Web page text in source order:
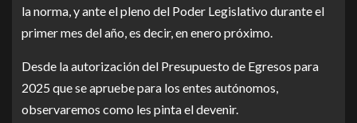
la norma, y ante el pleno del Poder Legislativo durante el
primer mes del año, es decir, en enero próximo.
Desde la autorización del Presupuesto de Egresos para
2025 que se apruebe para los entes autónomos,
observaremos como les pinta el devenir.